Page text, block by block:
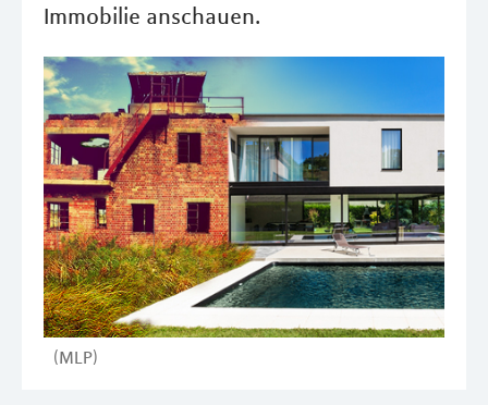
Immobilie anschauen.
(MLP)